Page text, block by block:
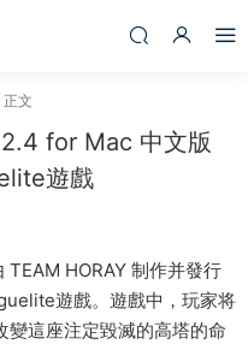
正文
for Mac 中文版
遊戲
HORAY 制作并發行
遊戲。遊戲中，玩家将
變這座注定毀滅的高塔的命